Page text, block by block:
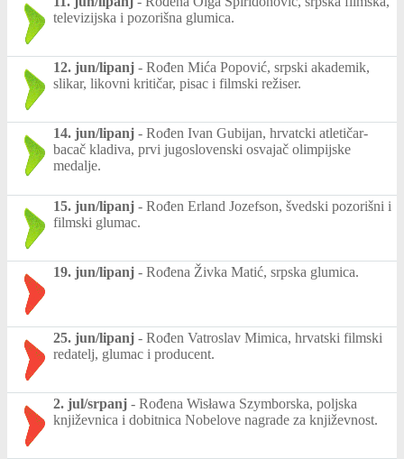
televizijska i pozorišna glumica.
12. jun/lipanj - Rođen Mića Popović, srpski akademik,
slikar, likovni kritičar, pisac i filmski režiser.
14. jun/lipanj - Rođen Ivan Gubijan, hrvatcki atletičar-
bacač kladiva, prvi jugoslovenski osvajač olimpijske
medalje.
15. jun/lipanj - Rođen Erland Jozefson, švedski pozorišni i
filmski glumac.
19. jun/lipanj - Rođena Živka Matić, srpska glumica.
25. jun/lipanj - Rođen Vatroslav Mimica, hrvatski filmski
redatelj, glumac i producent.
2. jul/srpanj - Rođena Wisława Szymborska, poljska
književnica i dobitnica Nobelove nagrade za književnost.